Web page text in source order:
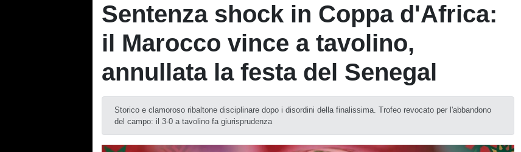
Sentenza shock in Coppa d'Africa:
il Marocco vince a tavolino,
annullata la festa del Senegal
Storico e clamoroso ribaltone disciplinare dopo i disordini della finalissima. Trofeo revocato per l'abbandono
del campo: il 3-0 a tavolino fa giurisprudenza